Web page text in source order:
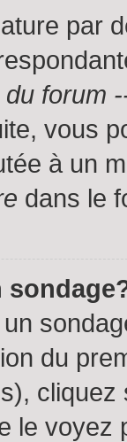
par
forum
vous
à un
dans le
du
cliquez
le voyez